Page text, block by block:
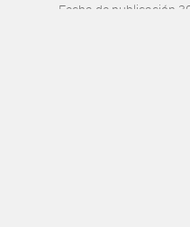
Fecha de publicación